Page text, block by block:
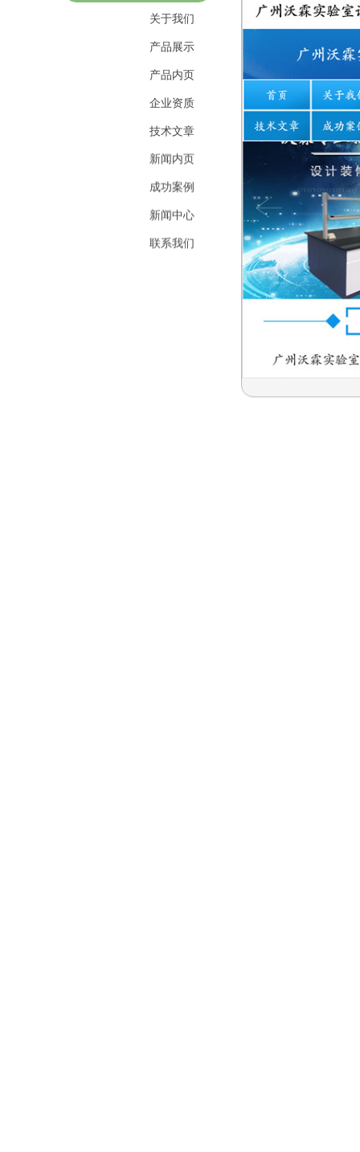
关于我们
产品展示
产品内页
企业资质
技术文章
新闻内页
成功案例
新闻中心
联系我们